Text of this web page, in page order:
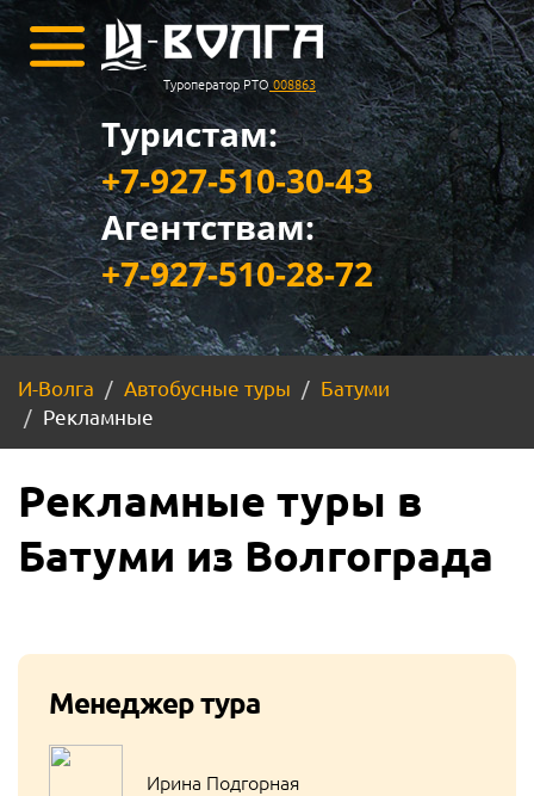
Туроператор РТО 008863
Туристам:
+7-927-510-30-43
Агентствам:
+7-927-510-28-72
И-Волга Автобусные туры
Батуми
Рекламные
Рекламные туры в
Батуми из Волгограда
Менеджер тура
Ирина Подгорная